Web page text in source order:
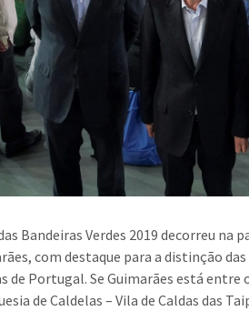
Bandeiras Verdes 2019 decorreu na
com destaque para a distinção
de Portugal. Se Guimarães está entre
de Caldelas – Vila de Caldas das